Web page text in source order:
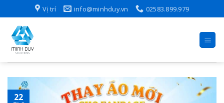
to
content
Vị trí info@minhduy.vn 02583.899.979
22